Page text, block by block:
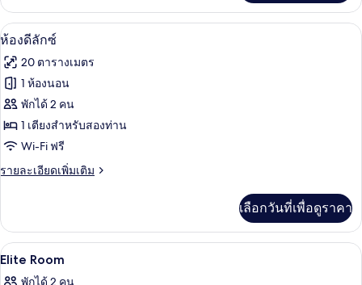
เกี่ยว
กับ
ห้อง
มิ
ลี่
เปิด
ภาพถ่าย
ทั้งหมด
ของ
ห้อง
ดี
ลัก
ห้องดีลักซ์ | 1 ห้องนอน, ตู้นิรภัยในห้อง
5
ห้องดีลักซ์
20 ตารางเมตร
1 ห้องนอน
พักได้ 2 คน
1 เตียงสำหรับสองท่าน
Wi-Fi ฟรี
รายละเอียดเพิ่มเติม
ราย
เกี่ยว
กับ
ห้อง
เลือกวันที่เพื่อดูราคา
เปิด
ภาพถ่าย
1 ห้องนอน, ตู้นิรภัยในห้องพัก, โต๊ะทำง
10
Elite Room
พักได้ 2 คน